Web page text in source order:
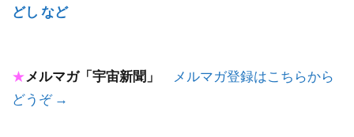
どし など
★メルマガ「宇宙新聞」
メルマガ登録はこちらから
どうぞ →